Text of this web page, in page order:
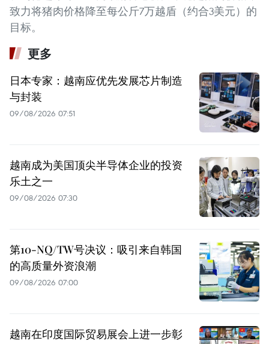
致力将猪肉价格降至每公斤7万越盾（约合3美元）的
目标。
更多
日本专家：越南应优先发展芯片制造
与封装
09/08/2026 07:51
越南成为美国顶尖半导体企业的投资
乐土之一
09/08/2026 07:30
第10-NQ/TW号决议：吸引来自韩国
的高质量外资浪潮
09/08/2026 07:00
越南在印度国际贸易展会上进一步彰